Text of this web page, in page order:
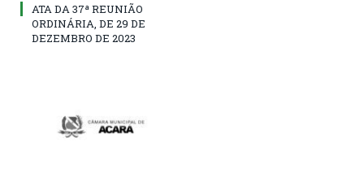
ATA DA 37ª REUNIÃO
ORDINÁRIA, DE 29 DE
DEZEMBRO DE 2023